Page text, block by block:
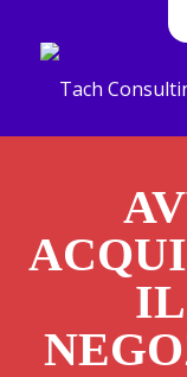
IL